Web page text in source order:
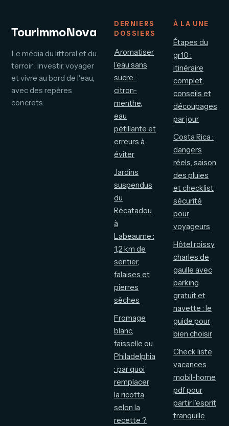
TourimmoNova
Le média du littoral et du
terroir : investir, voyager
et vivre au bord de l'eau,
avec des repères
concrets.
DERNIERS
DOSSIERS
Aromatiser
l’eau sans
sucre :
citron-
menthe,
eau
pétillante et
erreurs à
éviter
Jardins
suspendus
du
Récatadou
à
Labeaume :
1,2 km de
sentier,
falaises et
pierres
sèches
Fromage
blanc,
faisselle ou
Philadelphia
: par quoi
remplacer
la ricotta
selon la
recette ?
À LA UNE
Étapes du
gr10 :
itinéraire
complet,
conseils et
découpages
par jour
Costa Rica :
dangers
réels, saison
des pluies
et checklist
sécurité
pour
voyageurs
Hôtel roissy
charles de
gaulle avec
parking
gratuit et
navette : le
guide pour
bien choisir
Check liste
vacances
mobil-home
pdf pour
partir l’esprit
tranquille